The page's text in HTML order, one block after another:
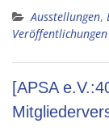
Ausstellungen,
Veröffentlichungen
[APSA